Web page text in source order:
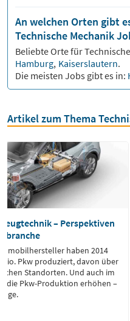
An welchen Orten gibt
Technische Mechanik
Beliebte Orte für
Hamburg, Kaiserslautern.
Die meisten Jobs gibt es in:
Artikel zum Thema
– Perspektiven
haben 2014
Pkw produziert, davon über
Standorten. Und auch im
die Pkw-Produktion erhöhen –